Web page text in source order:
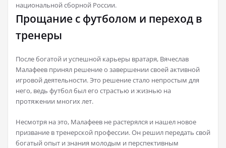
национальной сборной России.
Прощание с футболом и переход в
тренеры
После богатой и успешной карьеры вратаря, Вячеслав
Малафеев принял решение о завершении своей активной
игровой деятельности. Это решение стало непростым для
него, ведь футбол был его страстью и жизнью на
протяжении многих лет.
Несмотря на это, Малафеев не растерялся и нашел новое
призвание в тренерской профессии. Он решил передать свой
богатый опыт и знания молодым и перспективным